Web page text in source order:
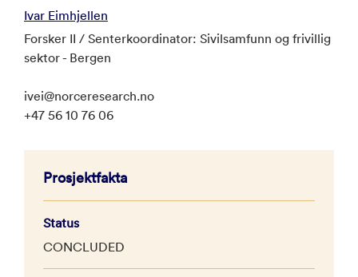
Ivar Eimhjellen
Forsker II / Senterkoordinator: Sivilsamfunn og frivillig
sektor - Bergen
ivei@norceresearch.no
+47 56 10 76 06
Prosjektfakta
Status
CONCLUDED